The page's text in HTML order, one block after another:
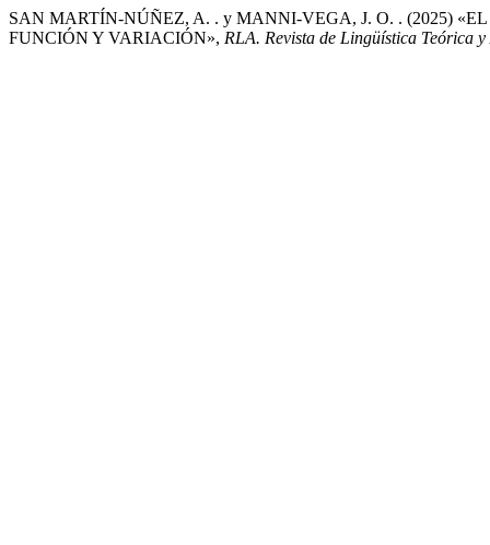
SAN MARTÍN-NÚÑEZ, A. . y MANNI-VEGA, J. O. . (2025)
FUNCIÓN Y VARIACIÓN», RLA. Revista de Lingüística Teórica